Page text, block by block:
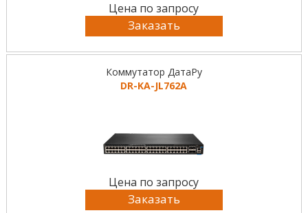
Цена по запросу
Заказать
Коммутатор ДатаРу
DR-KА-JL762A
Цена по запросу
Заказать